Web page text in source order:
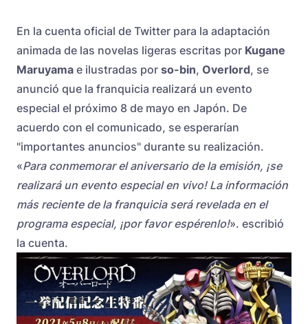
En la cuenta oficial de Twitter para la adaptación
animada de las novelas ligeras escritas por Kugane
Maruyama e ilustradas por so-bin, Overlord, se
anunció que la franquicia realizará un evento
especial el próximo 8 de mayo en Japón. De
acuerdo con el comunicado, se esperarían
"importantes anuncios" durante su realización.
«Para conmemorar el aniversario de la emisión, ¡se
realizará un evento especial en vivo! La información
más reciente de la franquicia será revelada en el
programa especial, ¡por favor espérenlo!». escribió
la cuenta.